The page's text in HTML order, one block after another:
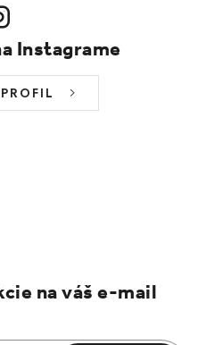
Instagrame
na váš e-mail